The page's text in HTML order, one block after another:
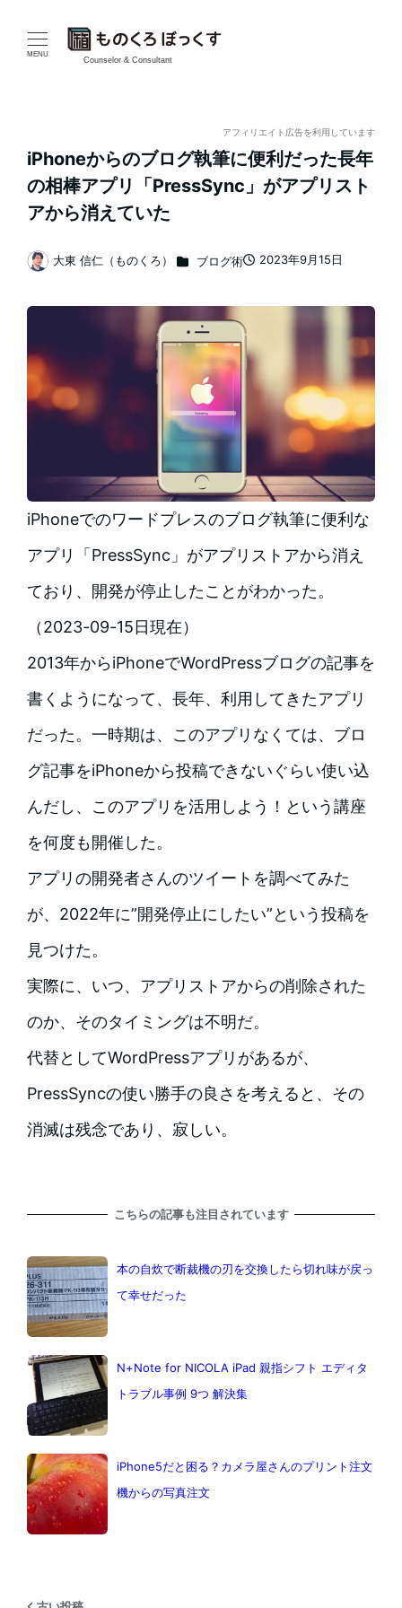
MENU
Counselor & Consultant
アフィリエイト広告を利用しています
iPhoneからのブログ執筆に便利だった長年
の相棒アプリ「PressSync」がアプリスト
アから消えていた
投稿日
2023年9月15日
著
大東 信仁（ものくろ） カテゴリー
ブログ術
iPhoneでのワードプレスのブログ執筆に便利な
アプリ「PressSync」がアプリストアから消え
ており、開発が停止したことがわかった。
（2023-09-15日現在）
2013年からiPhoneでWordPressブログの記事を
書くようになって、長年、利用してきたアプリ
だった。一時期は、このアプリなくては、ブロ
グ記事をiPhoneから投稿できないぐらい使い込
んだし、このアプリを活用しよう！という講座
を何度も開催した。
アプリの開発者さんのツイートを調べてみた
が、2022年に”開発停止にしたい”という投稿を
見つけた。
実際に、いつ、アプリストアからの削除された
のか、そのタイミングは不明だ。
代替としてWordPressアプリがあるが、
PressSyncの使い勝手の良さを考えると、その
消滅は残念であり、寂しい。
こちらの記事も注目されています
本の自炊で断裁機の刃を交換したら切れ味が戻っ
て幸せだった
N+Note for NICOLA iPad 親指シフト エディタ
トラブル事例 9つ 解決集
iPhone5だと困る？カメラ屋さんのプリント注文
機からの写真注文